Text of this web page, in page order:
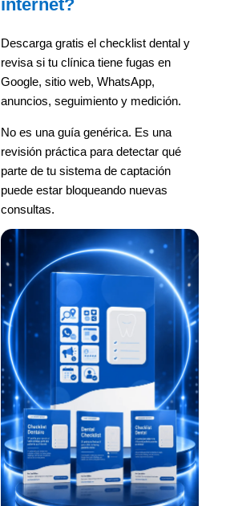
internet?
Descarga gratis el checklist dental y
revisa si tu clínica tiene fugas en
Google, sitio web, WhatsApp,
anuncios, seguimiento y medición.
No es una guía genérica. Es una
revisión práctica para detectar qué
parte de tu sistema de captación
puede estar bloqueando nuevas
consultas.